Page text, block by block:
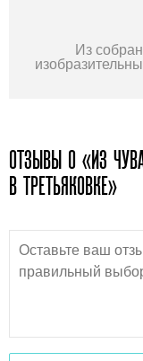
Из
ОТЗЫВЫ О «ИЗ
В ТРЕТЬЯКОВКЕ»